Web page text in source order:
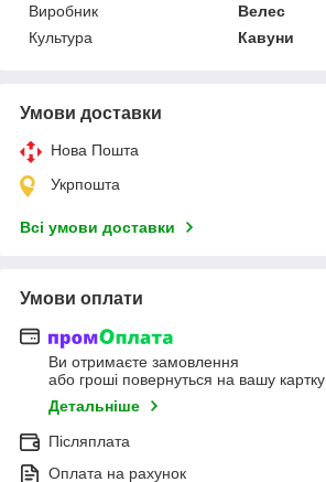
Виробник
Велес
Культура
Кавуни
Умови доставки
Нова Пошта
Укрпошта
Всі умови доставки
Умови оплати
Ви отримаєте замовлення
або гроші повернуться на вашу картку
Детальніше
Післяплата
Оплата на рахунок